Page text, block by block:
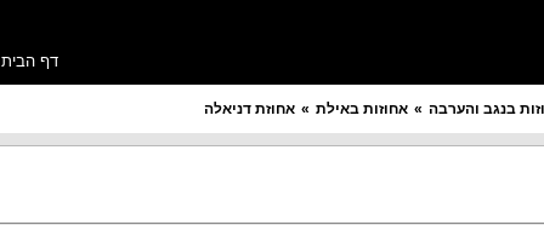
דף הבית
בנגב והערבה אחוזות באילת אחוזת דניאלה